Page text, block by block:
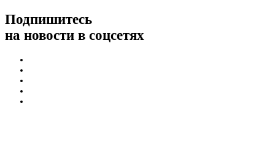
Подпишитесь
на новости в соцсетях